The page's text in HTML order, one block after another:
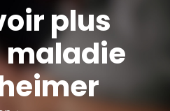
plus